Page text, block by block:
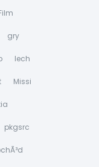
gry
lech
Missi
pkgsrc